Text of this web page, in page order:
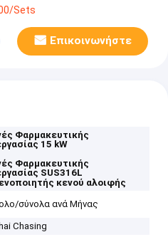
Sets
Επικοινωνήστε
Φαρμακευτικής
15 kW
Φαρμακευτικής
SUS316L
κενού αλοιφής
σύνολα ανά Μήνας
Chasing